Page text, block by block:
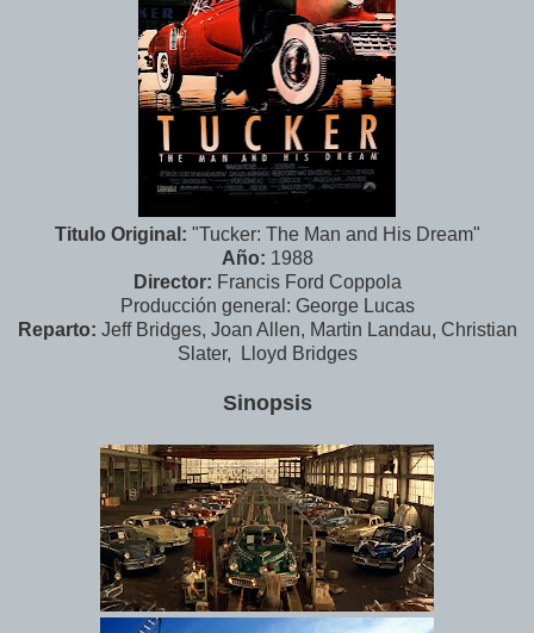
Titulo Original: "Tucker: The Man and His Dream"
Año: 1988
Director: Francis Ford Coppola
Producción general: George Lucas
Reparto: Jeff Bridges, Joan Allen, Martin Landau, Christian
Slater, Lloyd Bridges
Sinopsis